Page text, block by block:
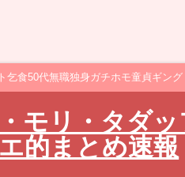
乞食50代無職独身ガチホモ童貞ギン
モリ・タダ
的まとめ速報